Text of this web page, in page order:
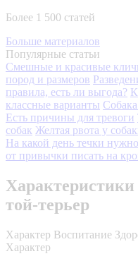
Более 1 500 статей
Больше материалов
Популярные статьи
Смешные и красивые
пород и размеров
правила, есть ли выгода?
классные варианты
Есть причины для тревоги
собак Желтая рвота у
На какой день течки нужно
от привычки писать на
той-терьер
Характер Воспитание
Характер